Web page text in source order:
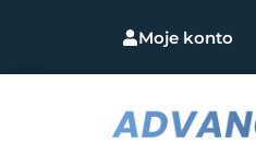
Moje konto